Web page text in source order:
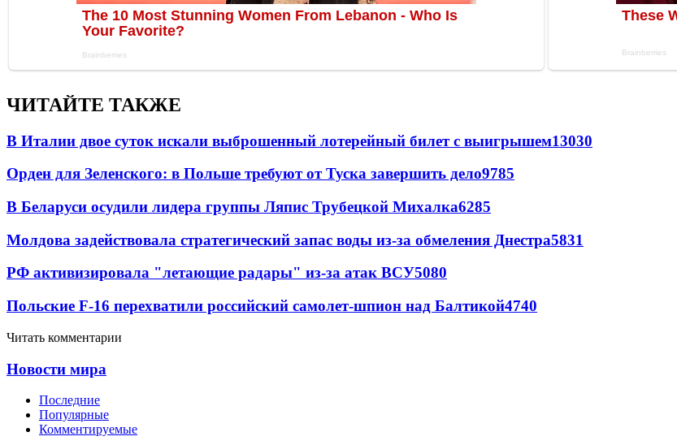
ЧИТАЙТЕ ТАКЖЕ
В Италии двое суток искали выброшенный лотерейный билет с выигрышем13030
Орден для Зеленского: в Польше требуют от Туска завершить дело9785
В Беларуси осудили лидера группы Ляпис Трубецкой Михалка6285
Молдова задействовала стратегический запас воды из-за обмеления Днестра5831
РФ активизировала "летающие радары" из-за атак ВСУ5080
Польские F-16 перехватили российский самолет-шпион над Балтикой4740
Читать комментарии
Новости мира
Последние
Популярные
Комментируемые